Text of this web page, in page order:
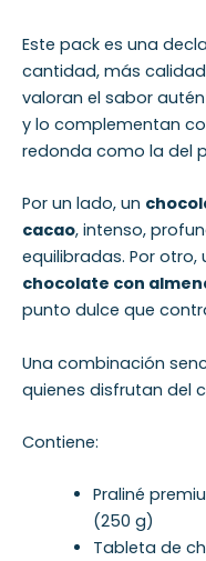
Este pack es una
cantidad, más
valoran el sabor
y lo complementan
redonda como la del
Por un lado, un
cacao, intenso,
equilibradas. Por otro,
chocolate con
punto dulce que
Una combinación
quienes disfrutan del
Contiene:
Praliné
(250 g)
Tableta de